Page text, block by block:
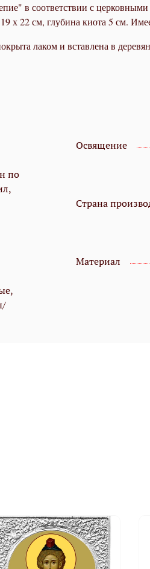
в соответствии с
х 22 см, глубина киота 5 см.
лаком и вставлена в
Освящение
по
Страна
Материал